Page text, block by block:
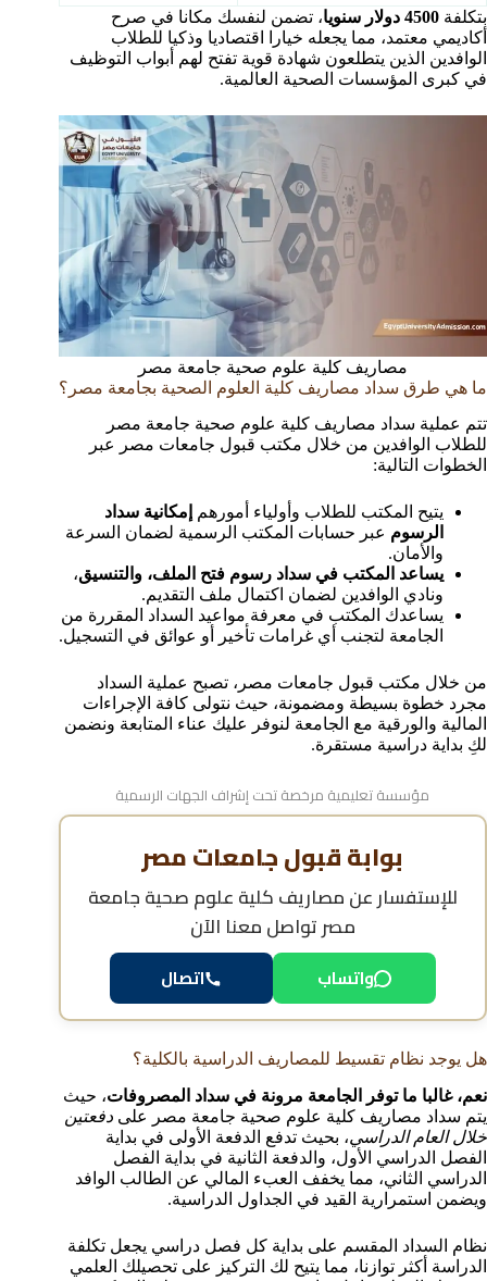
بتكلفة 4500 دولار سنويا
، تضمن لنفسك مكانا في صرح
أكاديمي معتمد، مما يجعله خيارا اقتصاديا وذكيا للطلاب
الوافدين الذين يتطلعون شهادة قوية تفتح لهم أبواب التوظيف
في كبرى المؤسسات الصحية العالمية.
مصاريف كلية علوم صحية جامعة مصر
ما هي طرق سداد مصاريف كلية العلوم الصحية بجامعة مصر؟
تتم عملية سداد مصاريف كلية علوم صحية جامعة مصر
للطلاب الوافدين من خلال مكتب قبول جامعات مصر عبر
الخطوات التالية:
يتيح المكتب للطلاب وأولياء أمورهم
إمكانية سداد
الرسوم عبر حسابات المكتب الرسمية لضمان السرعة
والأمان.
يساعد المكتب في سداد رسوم فتح الملف، والتنسيق،
ونادي الوافدين لضمان اكتمال ملف التقديم.
يساعدك المكتب في معرفة مواعيد السداد المقررة من
الجامعة لتجنب أي غرامات تأخير أو عوائق في التسجيل.
من خلال مكتب قبول جامعات مصر، تصبح عملية السداد
مجرد خطوة بسيطة ومضمونة، حيث نتولى كافة الإجراءات
المالية والورقية مع الجامعة لنوفر عليك عناء المتابعة ونضمن
لكِ بداية دراسية مستقرة.
مؤسسة تعليمية مرخصة تحت إشراف الجهات الرسمية
بوابة قبول جامعات مصر
للإستفسار عنمصاريف كلية علوم صحية جامعة
مصرتواصل معنا الآن
واتساب اتصال
هل يوجد نظام تقسيط للمصاريف الدراسية بالكلية؟
نعم، غالبا ما توفر الجامعة مرونة في سداد المصروفات، حيث
يتم سداد مصاريف كلية علوم صحية جامعة مصر على دفعتين
خلال العام الدراسي، بحيث تدفع الدفعة الأولى في بداية
الفصل الدراسي الأول، والدفعة الثانية في بداية الفصل
الدراسي الثاني، مما يخفف العبء المالي عن الطالب الوافد
ويضمن استمرارية القيد في الجداول الدراسية.
نظام السداد المقسم على بداية كل فصل دراسي يجعل تكلفة
الدراسة أكثر توازنا، مما يتيح لك التركيز على تحصيلك العلمي